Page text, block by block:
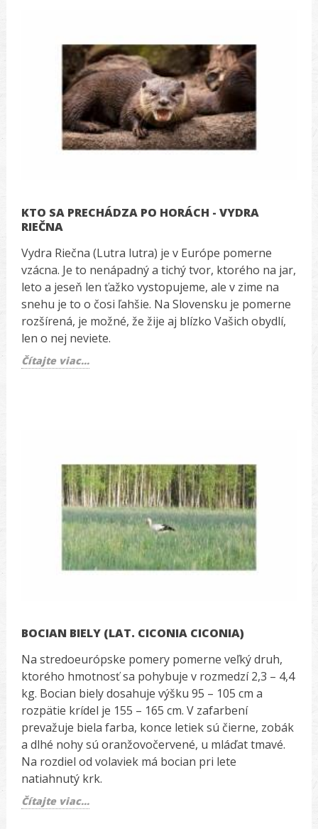
KTO SA PRECHÁDZA PO HORÁCH - VYDRA
RIEČNA
Vydra Riečna (Lutra lutra) je v Európe pomerne
vzácna. Je to nenápadný a tichý tvor, ktorého na jar,
leto a jeseň len ťažko vystopujeme, ale v zime na
snehu je to o čosi ľahšie. Na Slovensku je pomerne
rozšírená, je možné, že žije aj blízko Vašich obydlí,
len o nej neviete.
Čítajte viac...
BOCIAN BIELY (LAT. CICONIA CICONIA)
Na stredoeurópske pomery pomerne veľký druh,
ktorého hmotnosť sa pohybuje v rozmedzí 2,3 – 4,4
kg. Bocian biely dosahuje výšku 95 – 105 cm a
rozpätie krídel je 155 – 165 cm. V zafarbení
prevažuje biela farba, konce letiek sú čierne, zobák
a dlhé nohy sú oranžovočervené, u mláďat tmavé.
Na rozdiel od volaviek má bocian pri lete
natiahnutý krk.
Čítajte viac...